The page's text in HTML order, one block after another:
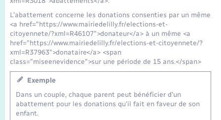
L'abattement concerne les donations consenties par un même
<a href="https://www.mairiedelilly.fr/elections-et-
citoyennete/?xml=R46107">donateur</a> à un même <a
href="https://www.mairiedelilly.fr/elections-et-citoyennete/?
xml=R37963">donataire</a> <span
class="miseenevidence">sur une période de 15 ans.</span>
Exemple
Dans un couple, chaque parent peut bénéficier d'un
abattement pour les donations qu'il fait en faveur de son
enfant.